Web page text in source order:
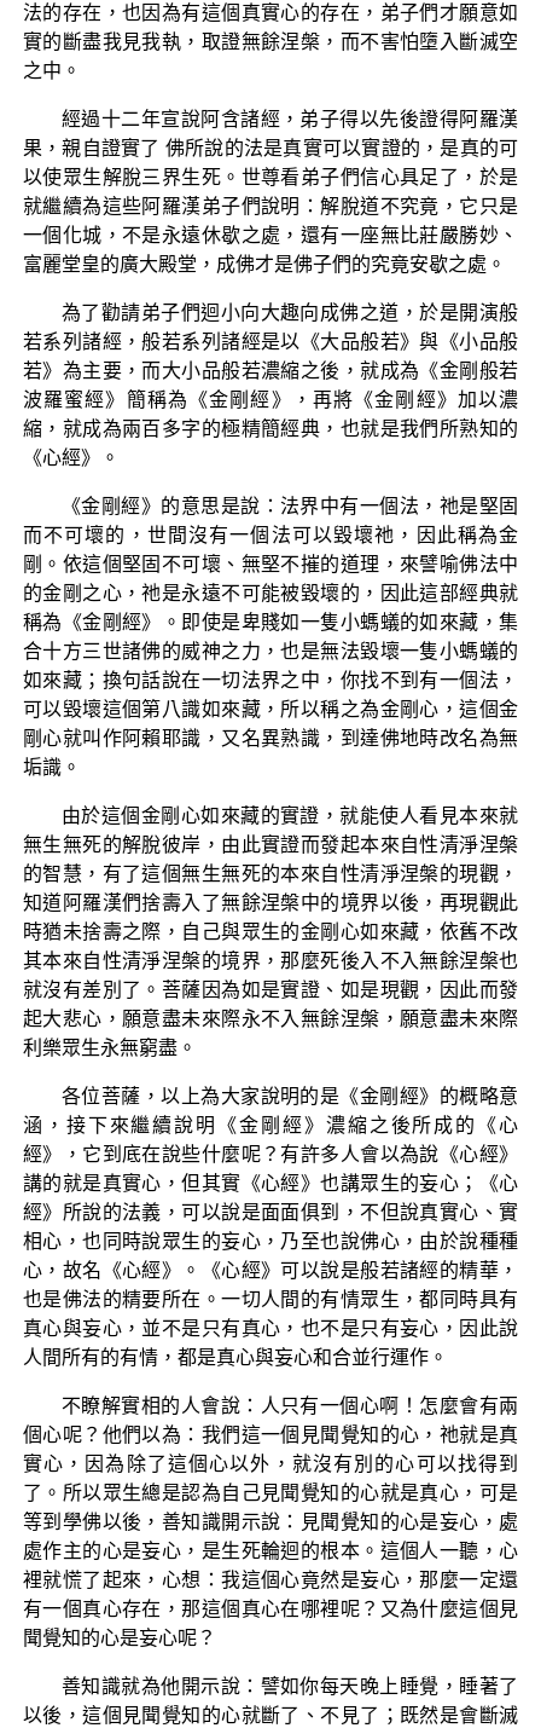
法的存在，也因為有這個真實心的存在，弟子們才願意如
實的斷盡我見我執，取證無餘涅槃，而不害怕墮入斷滅空
之中。
經過十二年宣說阿含諸經，弟子得以先後證得阿羅漢
果，親自證實了 佛所說的法是真實可以實證的，是真的可
以使眾生解脫三界生死。世尊看弟子們信心具足了，於是
就繼續為這些阿羅漢弟子們說明：解脫道不究竟，它只是
一個化城，不是永遠休歇之處，還有一座無比莊嚴勝妙、
富麗堂皇的廣大殿堂，成佛才是佛子們的究竟安歇之處。
為了勸請弟子們迴小向大趣向成佛之道，於是開演般
若系列諸經，般若系列諸經是以《大品般若》與《小品般
若》為主要，而大小品般若濃縮之後，就成為《金剛般若
波羅蜜經》簡稱為《金剛經》，再將《金剛經》加以濃
縮，就成為兩百多字的極精簡經典，也就是我們所熟知的
《心經》。
《金剛經》的意思是說：法界中有一個法，祂是堅固
而不可壞的，世間沒有一個法可以毀壞祂，因此稱為金
剛。依這個堅固不可壞、無堅不摧的道理，來譬喻佛法中
的金剛之心，祂是永遠不可能被毀壞的，因此這部經典就
稱為《金剛經》。即使是卑賤如一隻小螞蟻的如來藏，集
合十方三世諸佛的威神之力，也是無法毀壞一隻小螞蟻的
如來藏；換句話說在一切法界之中，你找不到有一個法，
可以毀壞這個第八識如來藏，所以稱之為金剛心，這個金
剛心就叫作阿賴耶識，又名異熟識，到達佛地時改名為無
垢識。
由於這個金剛心如來藏的實證，就能使人看見本來就
無生無死的解脫彼岸，由此實證而發起本來自性清淨涅槃
的智慧，有了這個無生無死的本來自性清淨涅槃的現觀，
知道阿羅漢們捨壽入了無餘涅槃中的境界以後，再現觀此
時猶未捨壽之際，自己與眾生的金剛心如來藏，依舊不改
其本來自性清淨涅槃的境界，那麼死後入不入無餘涅槃也
就沒有差別了。菩薩因為如是實證、如是現觀，因此而發
起大悲心，願意盡未來際永不入無餘涅槃，願意盡未來際
利樂眾生永無窮盡。
各位菩薩，以上為大家說明的是《金剛經》的概略意
涵，接下來繼續說明《金剛經》濃縮之後所成的《心
經》，它到底在說些什麼呢？有許多人會以為說《心經》
講的就是真實心，但其實《心經》也講眾生的妄心；《心
經》所說的法義，可以說是面面俱到，不但說真實心、實
相心，也同時說眾生的妄心，乃至也說佛心，由於說種種
心，故名《心經》。《心經》可以說是般若諸經的精華，
也是佛法的精要所在。一切人間的有情眾生，都同時具有
真心與妄心，並不是只有真心，也不是只有妄心，因此說
人間所有的有情，都是真心與妄心和合並行運作。
不瞭解實相的人會說：人只有一個心啊！怎麼會有兩
個心呢？他們以為：我們這一個見聞覺知的心，祂就是真
實心，因為除了這個心以外，就沒有別的心可以找得到
了。所以眾生總是認為自己見聞覺知的心就是真心，可是
等到學佛以後，善知識開示說：見聞覺知的心是妄心，處
處作主的心是妄心，是生死輪迴的根本。這個人一聽，心
裡就慌了起來，心想：我這個心竟然是妄心，那麼一定還
有一個真心存在，那這個真心在哪裡呢？又為什麼這個見
聞覺知的心是妄心呢？
善知識就為他開示說：譬如你每天晚上睡覺，睡著了
以後，這個見聞覺知的心就斷了、不見了；既然是會斷滅